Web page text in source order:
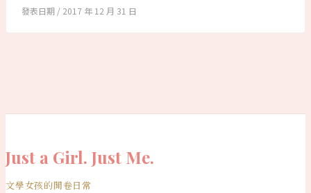
2017 年 12 月 31 日
Just a Girl. Just Me.
文學女孩的開卷日常